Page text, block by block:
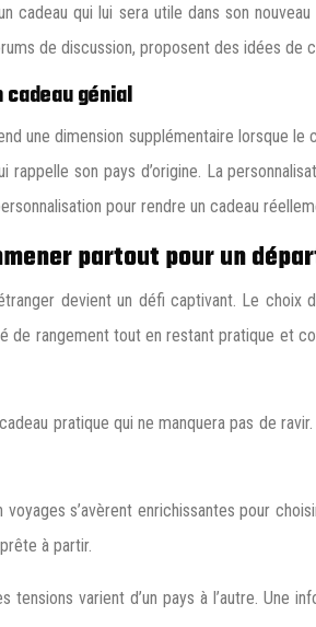
qui lui sera utile dans son
de discussion, proposent des idées de
génial
une dimension supplémentaire lorsque
son pays d’origine. La
pour rendre un cadeau
partout pour un
devient un défi captivant. Le
de rangement tout en restant pratique et
pratique qui ne manquera pas de
s’avèrent enrichissantes pour
à partir.
varient d’un pays à l’autre.